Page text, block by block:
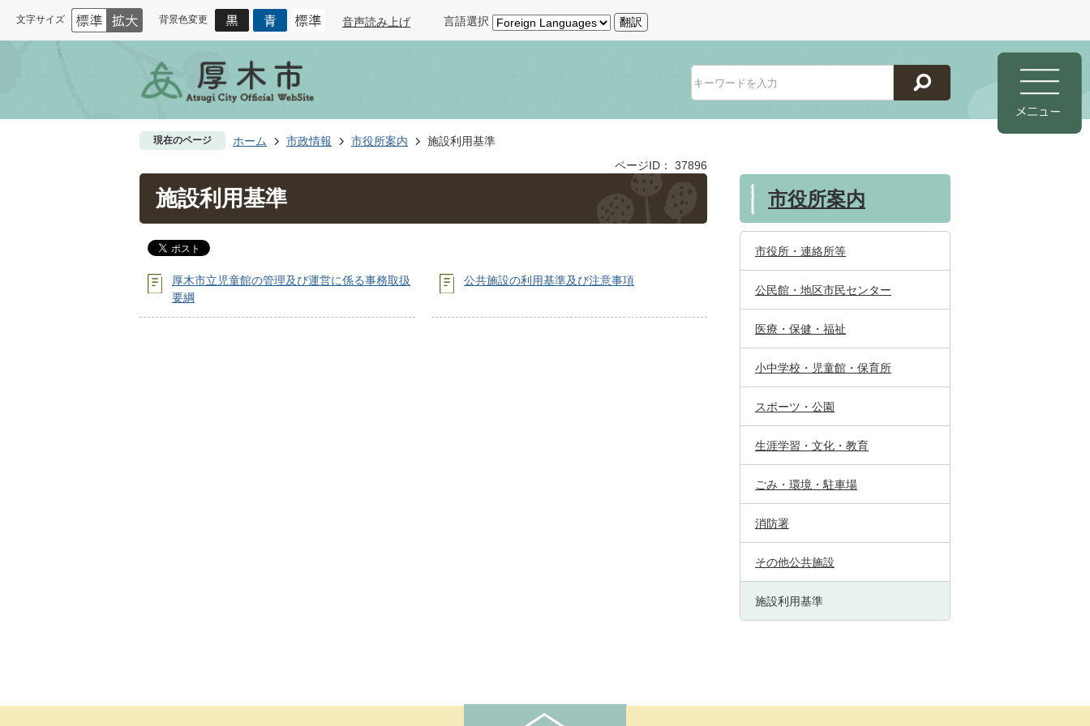
文字サイズ 背景色変更 音声読み上げ 言語選択 翻訳
現在のページ ホーム 市政情報 市役所案内
施設利用基準
ページID：
37896
施設利用基準
厚木市立児童館の管理及び運営に係る事務取扱
要綱
公共施設の利用基準及び注意事項
市役所案内
市役所・連絡所等
公民館・地区市民センター
医療・保健・福祉
小中学校・児童館・保育所
スポーツ・公園
生涯学習・文化・教育
ごみ・環境・駐車場
消防署
その他公共施設
施設利用基準